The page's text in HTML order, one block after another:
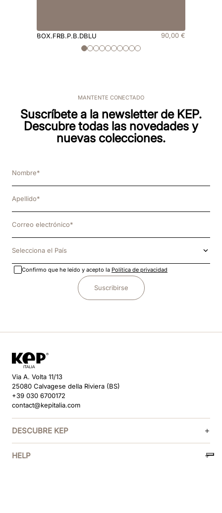
BOX.FRB.P.B.DBLU 90,00 €
MANTENTE CONECTADO
Suscríbete a la newsletter de KEP.
Descubre todas las novedades y
nuevas colecciones.
Selecciona el País
Confirmo que he leído y acepto la Política de privacidad
Suscribirse
Via A. Volta 11/13
25080 Calvagese della Riviera (BS)
+39 030 6700172
contact@kepitalia.com
DESCUBRE KEP
HELP